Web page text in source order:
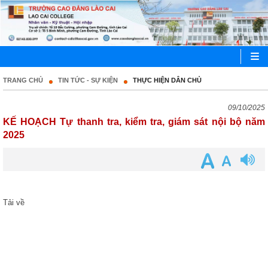
TRANG CHỦ TIN TỨC - SỰ KIỆN THỰC HIỆN DÂN CHỦ
09/10/2025
KẾ HOẠCH Tự thanh tra, kiểm tra, giám sát nội bộ năm
2025
Tải về